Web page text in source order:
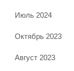
Июль 2024
Октябрь 2023
Август 2023